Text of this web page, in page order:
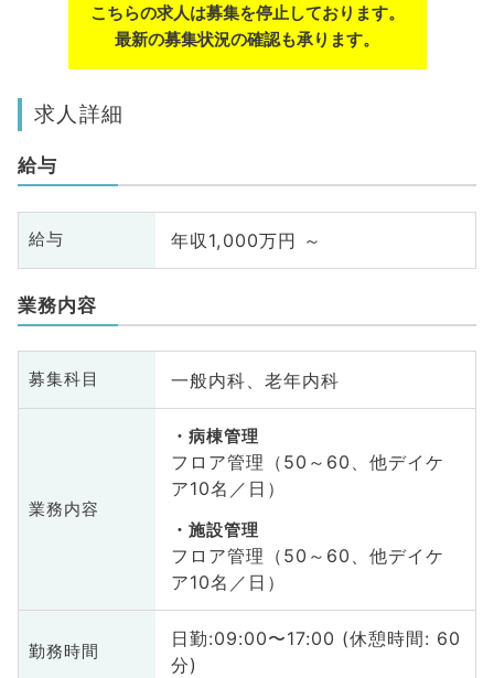
こちらの求人は募集を停止しております。
最新の募集状況の確認も承ります。
求人詳細
給与
給与 年収1,000万円 ～
業務内容
募集科目 一般内科、老年内科
業務内容
病棟管理
フロア管理（50～60、他デイケ
ア10名／日）
施設管理
フロア管理（50～60、他デイケ
ア10名／日）
勤務時間
日勤:09:00〜17:00 (休憩時間: 60
分)